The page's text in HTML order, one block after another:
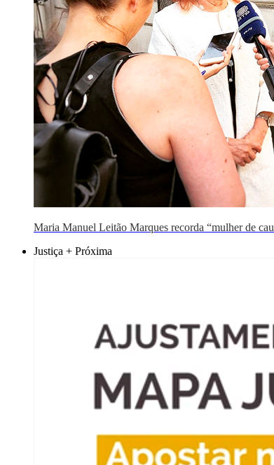
Maria Manuel Leitão Marques recorda “mulher de
Justiça + Próxima